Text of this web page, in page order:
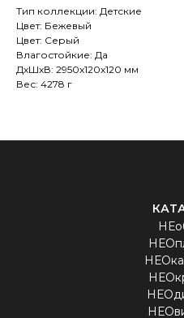
Тип коллекции: Детские
Цвет: Бежевый
Цвет: Серый
Влагостойкие: Да
ДxШxВ: 2950x120x120 мм
Вес: 4278 г